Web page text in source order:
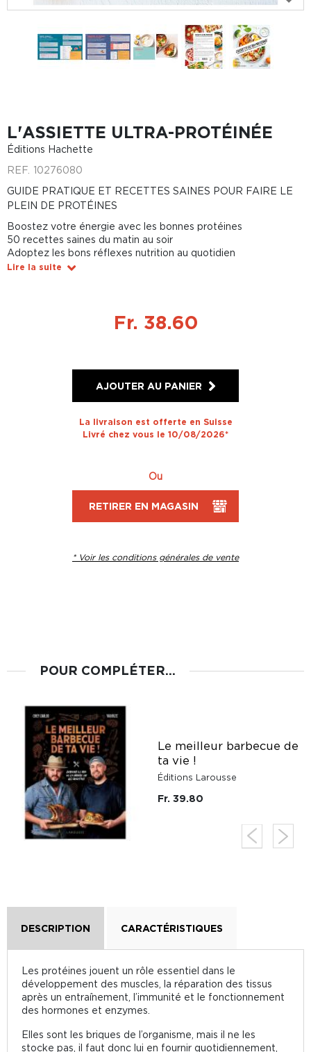
L'ASSIETTE ULTRA-PROTÉINÉE
Éditions Hachette
REF. 10276080
GUIDE PRATIQUE ET RECETTES SAINES POUR FAIRE LE
PLEIN DE PROTÉINES
Boostez votre énergie avec les bonnes protéines
50 recettes saines du matin au soir
Adoptez les bons réflexes nutrition au quotidien
Lire la suite
Fr. 38.60
AJOUTER AU PANIER
La livraison est offerte en Suisse
Livré chez vous le 10/08/2026*
Ou
RETIRER EN MAGASIN
* Voir les conditions générales de vente
POUR COMPLÉTER...
Le meilleur barbecue de
ta vie !
Éditions Larousse
Fr. 39.80
DESCRIPTION CARACTÉRISTIQUES
Les protéines jouent un rôle essentiel dans le
développement des muscles, la réparation des tissus
après un entraînement, l’immunité et le fonctionnement
des hormones et enzymes.
Elles sont les briques de l’organisme, mais il ne les
stocke pas, il faut donc lui en fournir quotidiennement,